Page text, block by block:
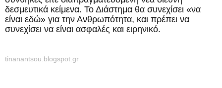
δεσμευτικά κείμενα. Το Διάστημα θα συνεχίσει «να
είναι εδώ» για την Ανθρωπότητα, και πρέπει να
συνεχίσει να είναι ασφαλές και ειρηνικό.
tinanantsou.blogspot.gr